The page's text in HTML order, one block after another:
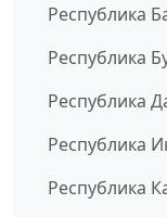
Республика
Республика
Республика
Республика
Республика